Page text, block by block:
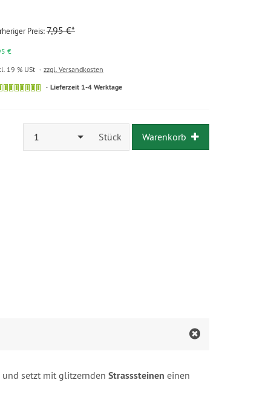
Preis:7,95 €*
€
19 % USt
zzgl. Versandkosten
Lieferzeit 1-4 Werktage
1 Stück Warenkorb
und setzt mit glitzernden Strasssteinen einen